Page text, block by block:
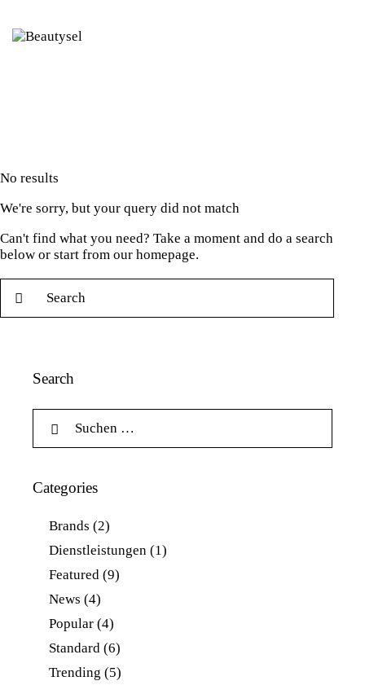
No results
We're sorry, but your query did not match
Can't find what you need? Take a moment and do a search
below or start from our homepage.
Search
Categories
Brands (2)
Dienstleistungen (1)
Featured (9)
News (4)
Popular (4)
Standard (6)
Trending (5)